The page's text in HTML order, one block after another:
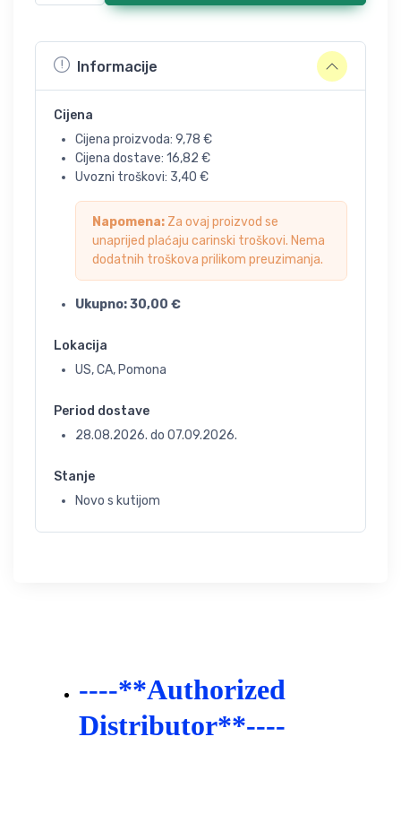
Informacije
Cijena
Cijena proizvoda: 9,78 €
Cijena dostave: 16,82 €
Uvozni troškovi: 3,40 €
Napomena: Za ovaj proizvod se
unaprijed plaćaju carinski troškovi. Nema
dodatnih troškova prilikom preuzimanja.
Ukupno:30,00 €
Lokacija
US, CA, Pomona
Period dostave
28.08.2026. do 07.09.2026.
Stanje
Novo s kutijom